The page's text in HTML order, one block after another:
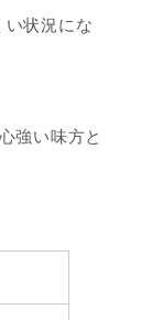
い状況にな
強い味方と